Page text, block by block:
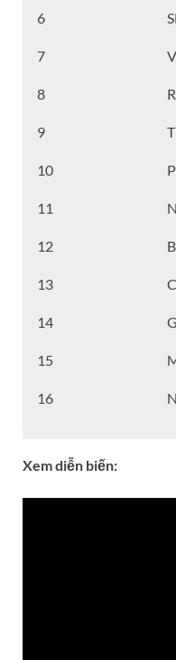
6
7
8
9
10
11
12
13
14
15
16
Xem diễn biến: